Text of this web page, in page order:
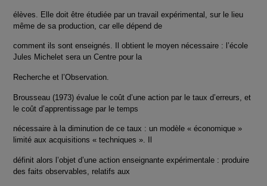
élèves. Elle doit être étudiée par un travail expérimental, sur le lieu
même de sa production, car elle dépend de
comment ils sont enseignés. Il obtient le moyen nécessaire : l’école
Jules Michelet sera un Centre pour la
Recherche et l’Observation.
Brousseau (1973) évalue le coût d’une action par le taux d’erreurs, et
le coût d’apprentissage par le temps
nécessaire à la diminution de ce taux : un modèle « économique »
limité aux acquisitions « techniques ». Il
définit alors l’objet d’une action enseignante expérimentale : produire
des faits observables, relatifs aux